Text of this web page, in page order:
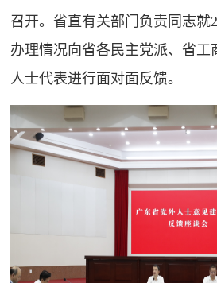
召开。省直有关部门负责同志就
办理情况向省各民主党派、省工
人士代表进行面对面反馈。